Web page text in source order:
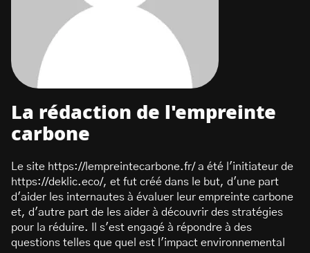
La rédaction de l'empreinte
carbone
Le site https://lempreintecarbone.fr/ a été l'initiateur de
https://deklic.eco/, et fut créé dans le but, d'une part
d'aider les internautes à évaluer leur empreinte carbone
et, d'autre part de les aider à découvrir des stratégies
pour la réduire. Il s'est engagé à répondre à des
questions telles que quel est l'impact environnemental